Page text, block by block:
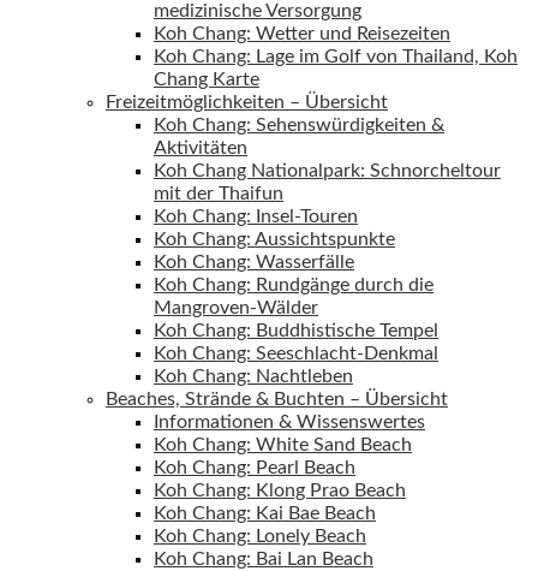
medizinische Versorgung
Koh Chang: Wetter und Reisezeiten
Koh Chang: Lage im Golf von Thailand, Koh
Chang Karte
Freizeitmöglichkeiten – Übersicht
Koh Chang: Sehenswürdigkeiten &
Aktivitäten
Koh Chang Nationalpark: Schnorcheltour
mit der Thaifun
Koh Chang: Insel-Touren
Koh Chang: Aussichtspunkte
Koh Chang: Wasserfälle
Koh Chang: Rundgänge durch die
Mangroven-Wälder
Koh Chang: Buddhistische Tempel
Koh Chang: Seeschlacht-Denkmal
Koh Chang: Nachtleben
Beaches, Strände & Buchten – Übersicht
Informationen & Wissenswertes
Koh Chang: White Sand Beach
Koh Chang: Pearl Beach
Koh Chang: Klong Prao Beach
Koh Chang: Kai Bae Beach
Koh Chang: Lonely Beach
Koh Chang: Bai Lan Beach